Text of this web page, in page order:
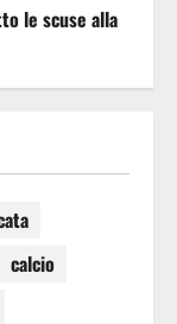
le scuse alla
calcio